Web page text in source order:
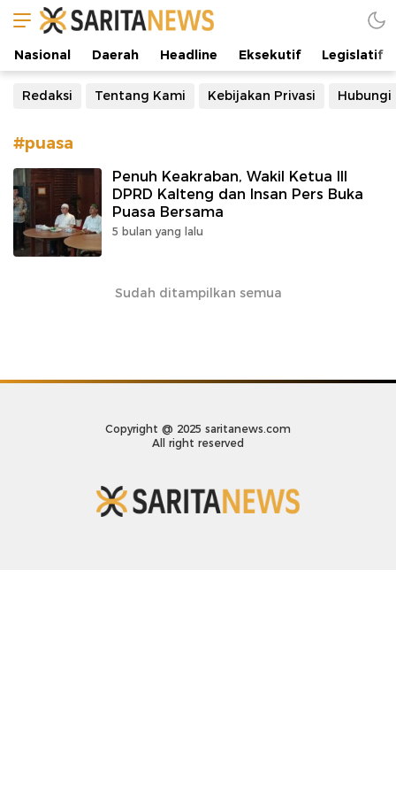
Manifestasi Arus Kebenaran
Nasional Daerah Headline Eksekutif Legislatif
Redaksi Tentang Kami Kebijakan Privasi Hubungi
#puasa
Penuh Keakraban, Wakil Ketua III
DPRD Kalteng dan Insan Pers Buka
Puasa Bersama
5 bulan yang lalu
Sudah ditampilkan semua
Copyright @ 2025 saritanews.com
All right reserved